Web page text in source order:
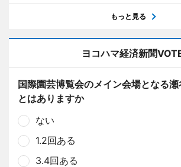
もっと見る
ヨコハマ経済新聞
国際園芸博覧会のメイン会場となる瀬
とはありますか
ない
1.2回ある
3.4回ある